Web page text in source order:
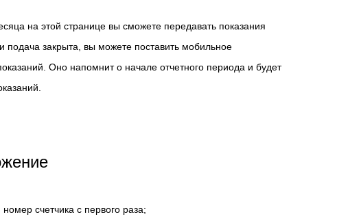
на этой странице вы сможете передавать показания
подача закрыта, вы можете поставить мобильное
Оно напомнит о начале отчетного периода и будет
счетчика с первого раза;